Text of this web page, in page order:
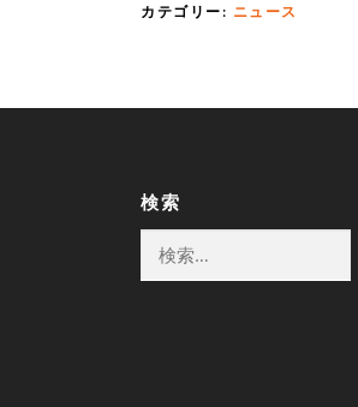
カテゴリー: ニュース
検索